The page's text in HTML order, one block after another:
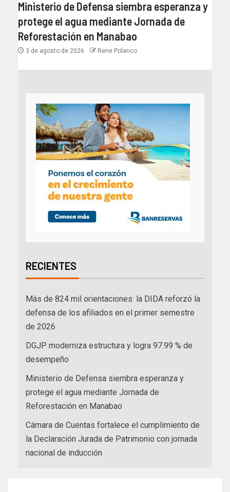
Ministerio de Defensa siembra esperanza y
protege el agua mediante Jornada de
Reforestación en Manabao
3 de agosto de 2026 Rene Polanco
RECIENTES
Más de 824 mil orientaciones: la DIDA reforzó la
defensa de los afiliados en el primer semestre
de 2026
DGJP moderniza estructura y logra 97.99 % de
desempeño
Ministerio de Defensa siembra esperanza y
protege el agua mediante Jornada de
Reforestación en Manabao
Cámara de Cuentas fortalece el cumplimiento de
la Declaración Jurada de Patrimonio con jornada
nacional de inducción